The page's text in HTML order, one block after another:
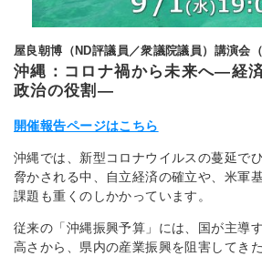
屋良朝博（ND評議員／衆議院議員）講演会（
沖縄：コロナ禍から未来へ―経
政治の役割―
開催報告ページはこちら
沖縄では、新型コロナウイルスの蔓延で
脅かされる中、自立経済の確立や、米軍
課題も重くのしかかっています。
従来の「沖縄振興予算」には、国が主導
高さから、県内の産業振興を阻害してき